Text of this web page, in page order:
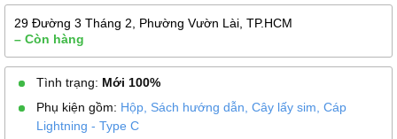
29 Đường 3 Tháng 2, Phường Vườn Lài, TP.HCM
– Còn hàng
Tình trạng: Mới 100%
Phụ kiện gồm: Hộp, Sách hướng dẫn, Cây lấy sim, Cáp
Lightning - Type C